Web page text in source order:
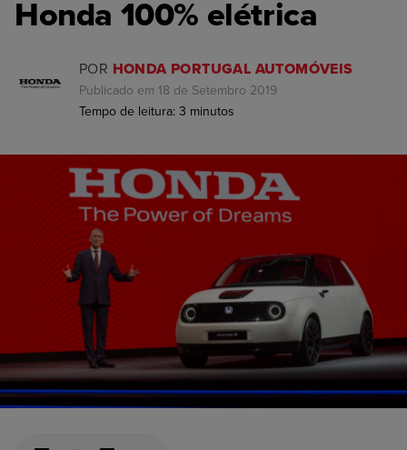
Honda 100% elétrica
POR HONDA PORTUGAL AUTOMÓVEIS
Publicado em 18 de Setembro 2019
Tempo de leitura: 3 minutos